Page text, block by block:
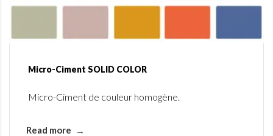
Micro-Ciment SOLID COLOR
Micro-Ciment de couleur homogène.
Read more